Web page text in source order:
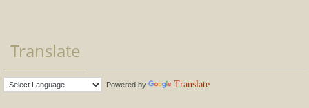
Translate
Powered by Translate